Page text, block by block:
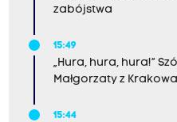
zabójstwa
15:49
„Hura, hura, hura!”
Małgorzaty z Krakowa
15:44